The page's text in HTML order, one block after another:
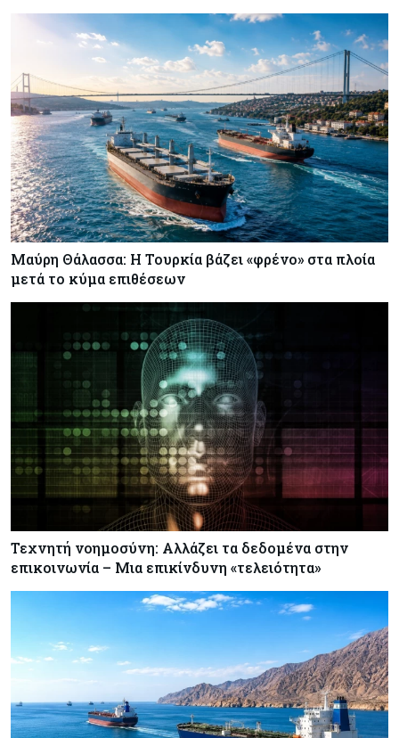
Μαύρη Θάλασσα: Η Τουρκία βάζει «φρένο» στα πλοία
μετά το κύμα επιθέσεων
Τεχνητή νοημοσύνη: Αλλάζει τα δεδομένα στην
επικοινωνία – Μια επικίνδυνη «τελειότητα»